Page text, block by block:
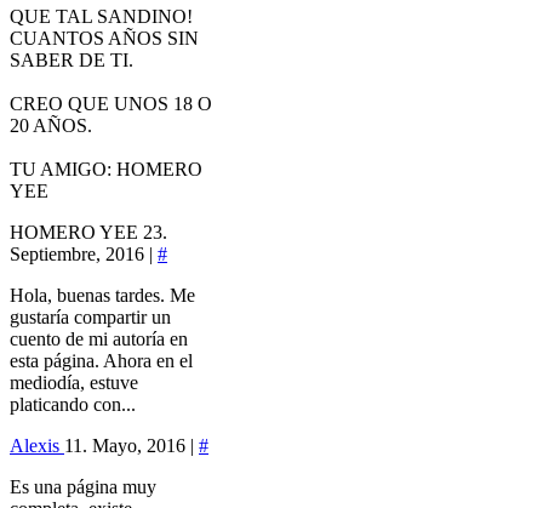
QUE TAL SANDINO!
CUANTOS AÑOS SIN
SABER DE TI.
CREO QUE UNOS 18 O
20 AÑOS.
TU AMIGO: HOMERO
YEE
HOMERO YEE 23.
Septiembre, 2016 | #
Hola, buenas tardes. Me
gustaría compartir un
cuento de mi autoría en
esta página. Ahora en el
mediodía, estuve
platicando con...
Alexis 11. Mayo, 2016 | #
Es una página muy